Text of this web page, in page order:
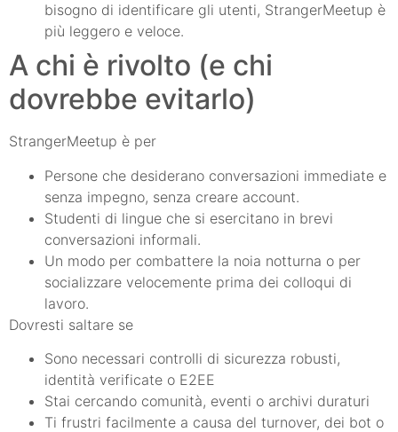
bisogno di identificare gli utenti, StrangerMeetup è
più leggero e veloce.
A chi è rivolto (e chi
dovrebbe evitarlo)
StrangerMeetup è per
Persone che desiderano conversazioni immediate e
senza impegno, senza creare account.
Studenti di lingue che si esercitano in brevi
conversazioni informali.
Un modo per combattere la noia notturna o per
socializzare velocemente prima dei colloqui di
lavoro.
Dovresti saltare se
Sono necessari controlli di sicurezza robusti,
identità verificate o E2EE
Stai cercando comunità, eventi o archivi duraturi
Ti frustri facilmente a causa del turnover, dei bot o